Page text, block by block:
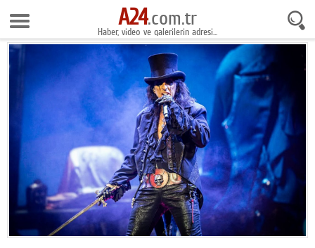
9 Ağustos 2026 13:14:10
Anasayfa
Foto Galeri
Gazeteler
Video Galeri
Gündem
Ekonomi
Yaşam
Magazin
A24.com.tr
Haber, video ve galerilerin adresi...